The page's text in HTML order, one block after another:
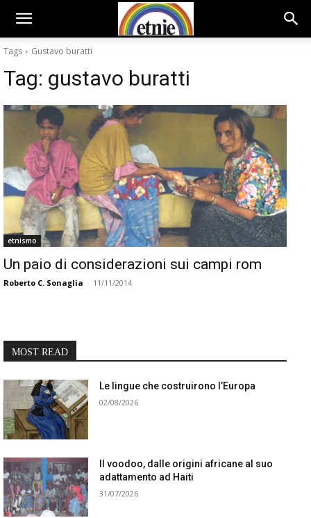
Tags Gustavo buratti
Tag: gustavo buratti
etnismo
Un paio di considerazioni sui campi rom
Roberto C. Sonaglia - 11/11/2014
MOST READ
Le lingue che costruirono l’Europa
02/08/2026
Il voodoo, dalle origini africane al suo
adattamento ad Haiti
31/07/2026